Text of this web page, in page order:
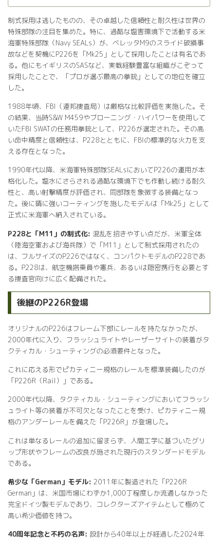
制式採用は逃したものの、その卓越した信頼性と耐久性は世界の
特殊部隊の注目を集めた。特に、過酷な塩害環境下で活動する米
海軍特殊部隊（Navy SEALs）が、ベレッタM9のスライド破損事
故などを契機にP226を「Mk25」として採用したことは有名であ
る。他にもイギリスのSASなど、実戦経験豊富な組織がこぞって
採用したことで、「プロが選ぶ最高の拳銃」としての地位を確立
した。
1988年頃、FBI（連邦捜査局）は厳格な比較評価を実施した。そ
の結果、当時S&W M459やブローニング・ハイパワーを使用して
いたFBI SWATの任務用拳銃として、P226が選定された。その高
い命中精度と信頼性は、P228とともに、FBIの標準的な火力を支
える存在となった。
1990年代以降、米海軍特殊部隊SEALsにおいてP226の運用が本
格化した。塩水にさらされる過酷な環境下でも作動し続ける耐久
性と、高い射撃精度が評価され、同部隊を象徴する装備となっ
た。後に錆に強いコーティングを施したモデルは「Mk25」として
正式に米海軍へ納入されている。
P228と「M11」の制式化: 混乱を招きやすい点だが、米軍全体
（陸海空軍および海兵隊）で「M11」として制式採用されたの
は、フルサイズのP226ではなく、コンパクトモデルのP228であ
る。P228は、航空機搭乗員や憲兵、あるいは隠密携行を必要とす
る捜査官向けに広く配備された。
後継のP226R登場
オリジナルのP226はフレーム下部にレールを持たなかったが、
2000年代に入り、フラッシュライトやレーザーサイトの装着がタ
クティカル・シューティングの必須要件となった。
これに応える形でピカティニー規格のレールを標準装備したのが
「P226R（Rail）」である。
2000年代以降、タクティカル・シューティングにおいてフラッシ
ュライト等の装着が不可欠となったことを受け、ピカティニー規
格のアンダーレールを備えた「P226R」が登場した。
これは単なるレールの追加に留まらず、人間工学に基づいたグリ
ップ形状やフレームの改良が施された現行のスタンダードモデル
である。
希少な「German」モデル: 2011年に製造された「P226R
German」は、米国市場にわずか1,000丁程度しか流通しなかった
完全ドイツ製モデルであり、コレクターズアイテムとして極めて
高い希少価値を持つ。
40周年記念と不朽の名声: 設計から40年以上が経過した2024年